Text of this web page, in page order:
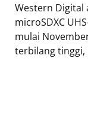
Western Digital
microSDXC
mulai
terbilang tinggi,